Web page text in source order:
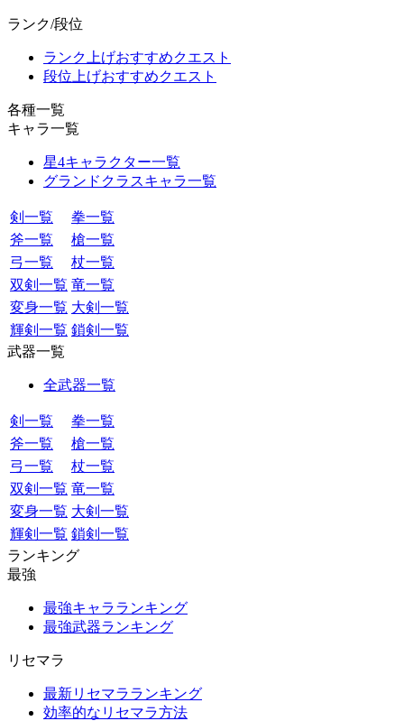
ランク/段位
ランク上げおすすめクエスト
段位上げおすすめクエスト
各種一覧
キャラ一覧
星4キャラクター一覧
グランドクラスキャラ一覧
剣一覧
拳一覧
斧一覧
槍一覧
弓一覧
杖一覧
双剣一覧 竜一覧
変身一覧 大剣一覧
輝剣一覧 鎖剣一覧
武器一覧
全武器一覧
剣一覧
拳一覧
斧一覧
槍一覧
弓一覧
杖一覧
双剣一覧 竜一覧
変身一覧 大剣一覧
輝剣一覧 鎖剣一覧
ランキング
最強
最強キャラランキング
最強武器ランキング
リセマラ
最新リセマラランキング
効率的なリセマラ方法